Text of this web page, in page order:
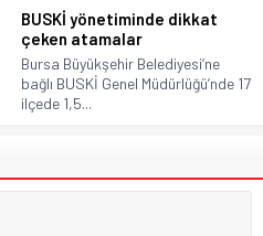
BUSKİ yönetiminde dikkat
çeken atamalar
Bursa Büyükşehir Belediyesi’ne
bağlı BUSKİ Genel Müdürlüğü’nde 17
ilçede 1,5...